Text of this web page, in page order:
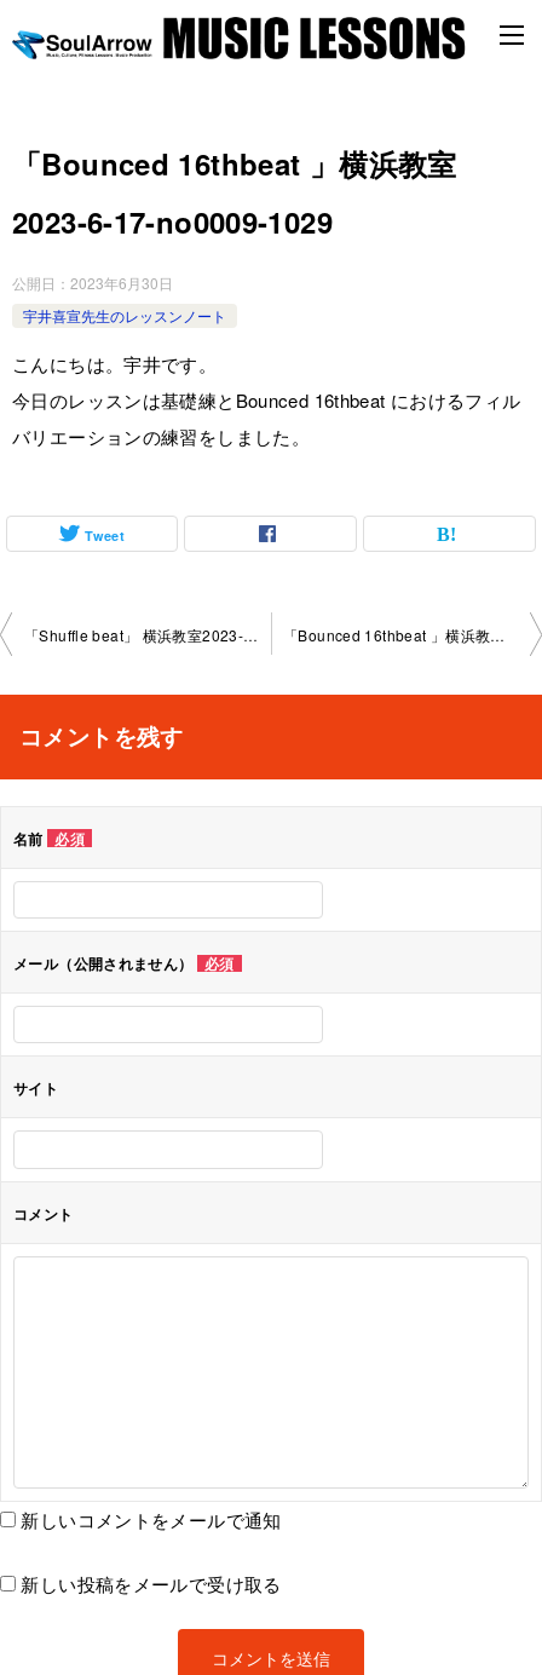
「Bounced 16thbeat 」横浜教室
2023-6-17-no0009-1029
公開日： 2023年6月30日
宇井喜宣先生のレッスンノート
こんにちは。宇井です。
今日のレッスンは基礎練とBounced 16thbeat におけるフィル
バリエーションの練習をしました。
Tweet
投
ビ
シ
ョ
ン
「Shuffle beat」 横浜教室2023-6-10-no0009-1030 「Bounced 16thbeat 」横浜教室2023-6-17-no0009-1029
コメントを残す
名前 必須
メール（公開されません） 必須
サイト
コメント
新しいコメントをメールで通知
新しい投稿をメールで受け取る